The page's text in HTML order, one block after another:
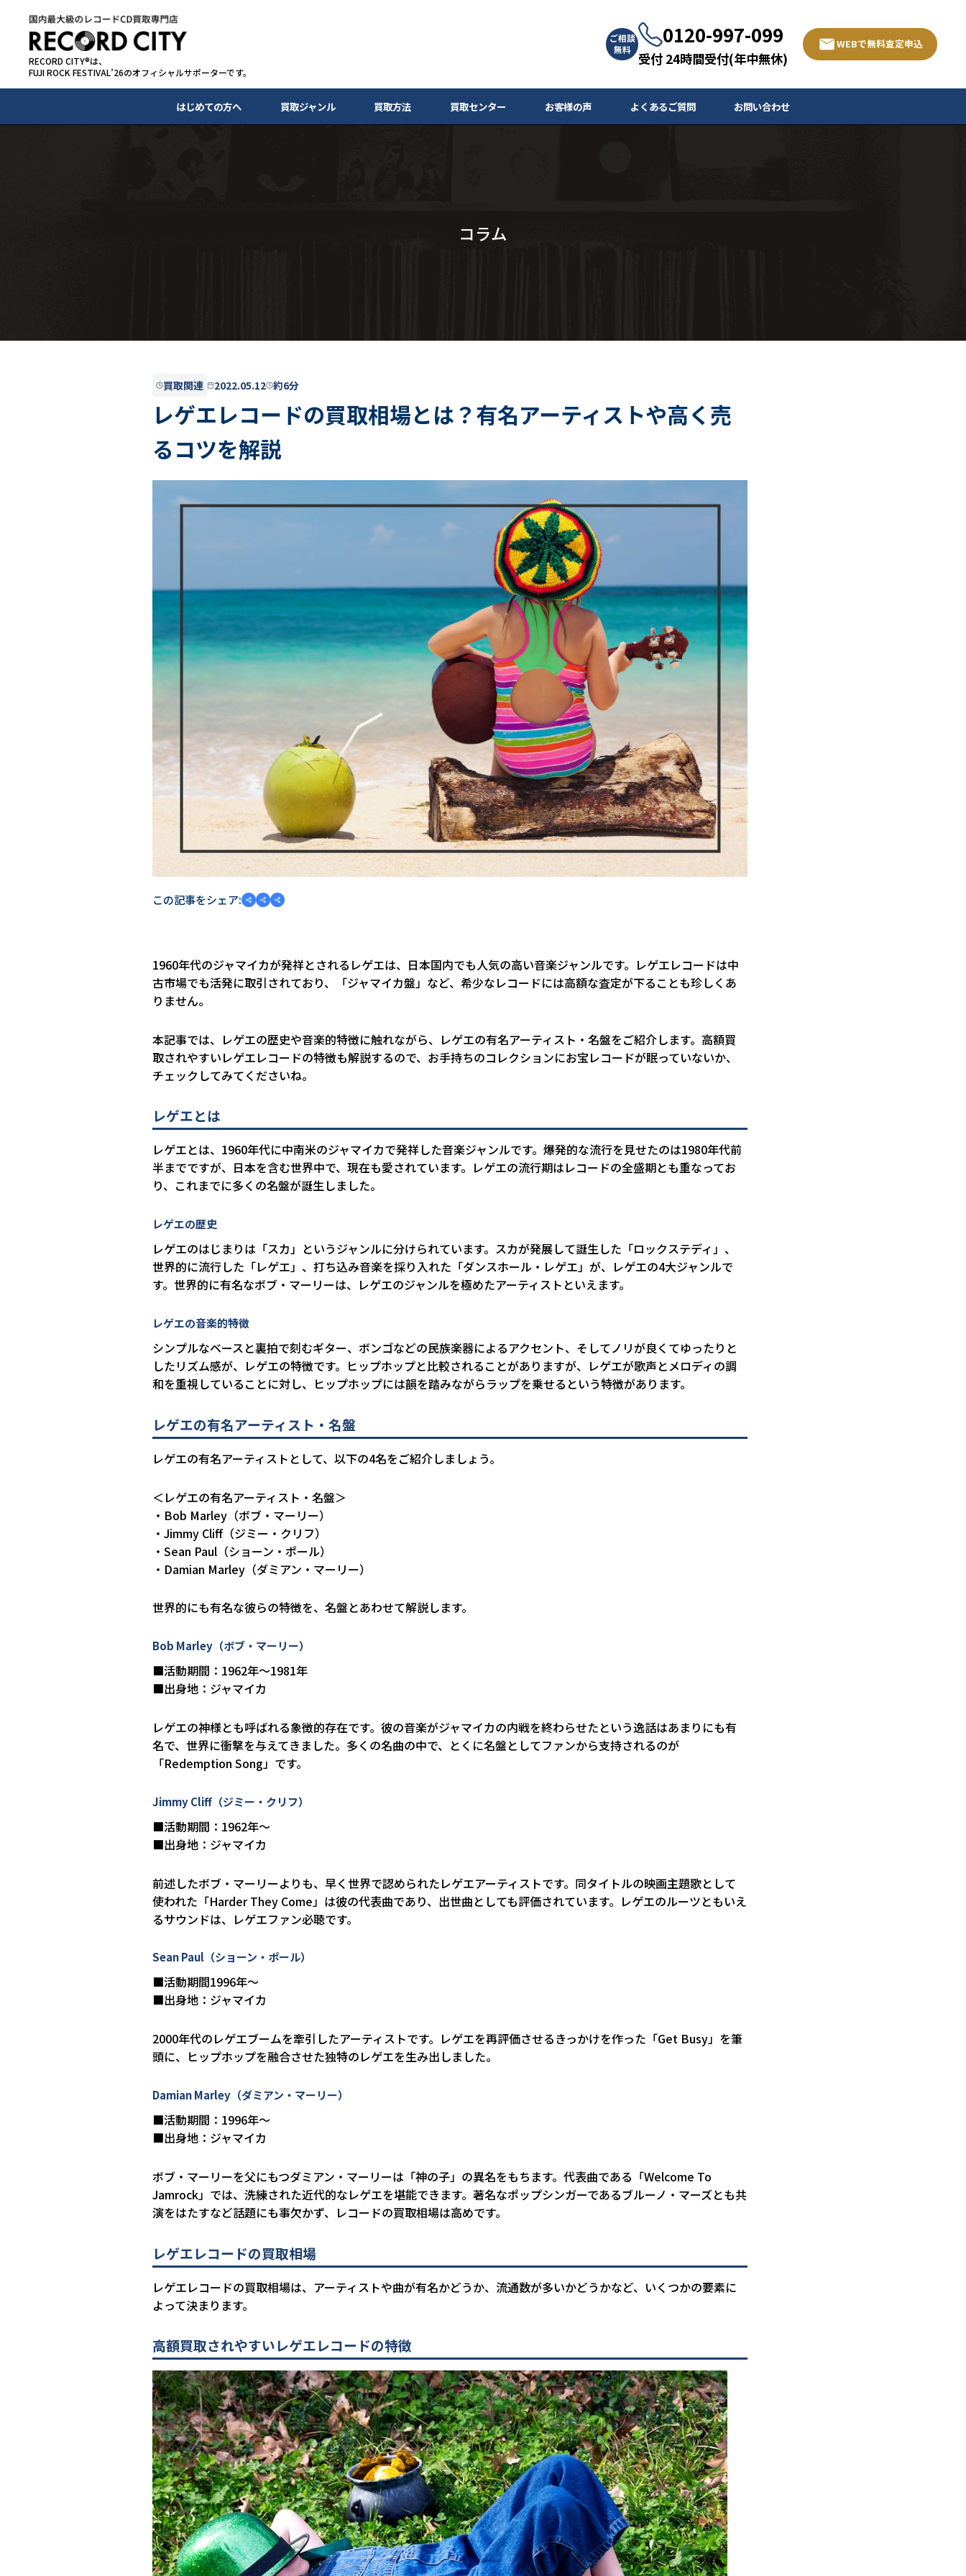
RECORD CITY®は、
FUJI ROCK FESTIVAL’26のオフィシャルサポーターです。
ご相談
無料
0120-997-099
受付 24時間受付(年中無休)
WEBで無料査定申込
はじめての方へ 買取ジャンル 買取方法 買取センター お客様の声 よくあるご質問 お問い合わせ
コラム
買取関連 2022.05.12 約6分
レゲエレコードの買取相場とは？有名アーティストや高く売
るコツを解説
この記事をシェア:
1960年代のジャマイカが発祥とされるレゲエは、日本国内でも人気の高い音楽ジャンルです。レゲエレコードは中
古市場でも活発に取引されており、「ジャマイカ盤」など、希少なレコードには高額な査定が下ることも珍しくあ
りません。
本記事では、レゲエの歴史や音楽的特徴に触れながら、レゲエの有名アーティスト・名盤をご紹介します。高額買
取されやすいレゲエレコードの特徴も解説するので、お手持ちのコレクションにお宝レコードが眠っていないか、
チェックしてみてくださいね。
レゲエとは
レゲエとは、1960年代に中南米のジャマイカで発祥した音楽ジャンルです。爆発的な流行を見せたのは1980年代前
半までですが、日本を含む世界中で、現在も愛されています。レゲエの流行期はレコードの全盛期とも重なってお
り、これまでに多くの名盤が誕生しました。
レゲエの歴史
レゲエのはじまりは「スカ」というジャンルに分けられています。スカが発展して誕生した「ロックステディ」、
世界的に流行した「レゲエ」、打ち込み音楽を採り入れた「ダンスホール・レゲエ」が、レゲエの4大ジャンルで
す。世界的に有名なボブ・マーリーは、レゲエのジャンルを極めたアーティストといえます。
レゲエの音楽的特徴
シンプルなベースと裏拍で刻むギター、ボンゴなどの民族楽器によるアクセント、そしてノリが良くてゆったりと
したリズム感が、レゲエの特徴です。ヒップホップと比較されることがありますが、レゲエが歌声とメロディの調
和を重視していることに対し、ヒップホップには韻を踏みながらラップを乗せるという特徴があります。
レゲエの有名アーティスト・名盤
レゲエの有名アーティストとして、以下の4名をご紹介しましょう。
＜レゲエの有名アーティスト・名盤＞
・Bob Marley（ボブ・マーリー）
・Jimmy Cliff（ジミー・クリフ）
・Sean Paul（ショーン・ポール）
・Damian Marley（ダミアン・マーリー）
世界的にも有名な彼らの特徴を、名盤とあわせて解説します。
Bob Marley（ボブ・マーリー）
■活動期間：1962年～1981年
■出身地：ジャマイカ
レゲエの神様とも呼ばれる象徴的存在です。彼の音楽がジャマイカの内戦を終わらせたという逸話はあまりにも有
名で、世界に衝撃を与えてきました。多くの名曲の中で、とくに名盤としてファンから支持されるのが
「Redemption Song」です。
Jimmy Cliff（ジミー・クリフ）
■活動期間：1962年～
■出身地：ジャマイカ
前述したボブ・マーリーよりも、早く世界で認められたレゲエアーティストです。同タイトルの映画主題歌として
使われた「Harder They Come」は彼の代表曲であり、出世曲としても評価されています。レゲエのルーツともいえ
るサウンドは、レゲエファン必聴です。
Sean Paul（ショーン・ポール）
■活動期間1996年～
■出身地：ジャマイカ
2000年代のレゲエブームを牽引したアーティストです。レゲエを再評価させるきっかけを作った「Get Busy」を筆
頭に、ヒップホップを融合させた独特のレゲエを生み出しました。
Damian Marley（ダミアン・マーリー）
■活動期間：1996年～
■出身地：ジャマイカ
ボブ・マーリーを父にもつダミアン・マーリーは「神の子」の異名をもちます。代表曲である「Welcome To
Jamrock」では、洗練された近代的なレゲエを堪能できます。著名なポップシンガーであるブルーノ・マーズとも共
演をはたすなど話題にも事欠かず、レコードの買取相場は高めです。
レゲエレコードの買取相場
レゲエレコードの買取相場は、アーティストや曲が有名かどうか、流通数が多いかどうかなど、いくつかの要素に
よって決まります。
高額買取されやすいレゲエレコードの特徴